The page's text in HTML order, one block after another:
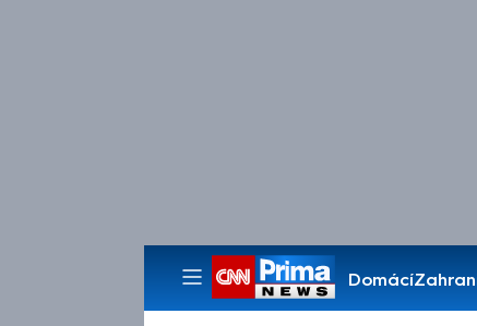
Domácí
Pořady